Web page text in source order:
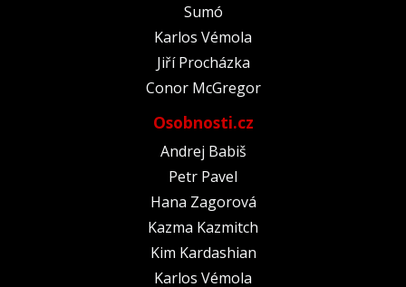
Sumó
Karlos Vémola
Jiří Procházka
Conor McGregor
Osobnosti.cz
Andrej Babiš
Petr Pavel
Hana Zagorová
Kazma Kazmitch
Kim Kardashian
Karlos Vémola